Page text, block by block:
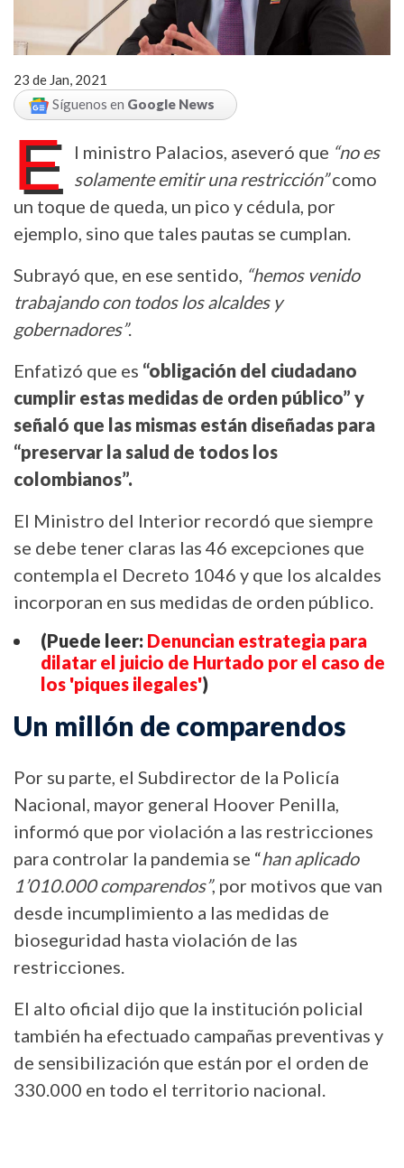
23 de Jan, 2021
Síguenos en Google News
E l ministro Palacios, aseveró que “no es
solamente emitir una restricción”como
un toque de queda, un pico y cédula, por
ejemplo, sino que tales pautas se cumplan.
Subrayó que, en ese sentido, “hemos venido
trabajando con todos los alcaldes y
gobernadores”.
Enfatizó que es “obligación del ciudadano
cumplir estas medidas de orden público” y
señaló que las mismas están diseñadas para
“preservar la salud de todos los
colombianos”.
El Ministro del Interior recordó que siempre
se debe tener claras las 46 excepciones que
contempla el Decreto 1046 y que los alcaldes
incorporan en sus medidas de orden público.
(Puede leer: Denuncian estrategia para
dilatar el juicio de Hurtado por el caso de
los 'piques ilegales')
Un millón de comparendos
Por su parte, el Subdirector de la Policía
Nacional, mayor general Hoover Penilla,
informó que por violación a las restricciones
para controlar la pandemia se “han aplicado
1’010.000 comparendos”, por motivos que van
desde incumplimiento a las medidas de
bioseguridad hasta violación de las
restricciones.
El alto oficial dijo que la institución policial
también ha efectuado campañas preventivas y
de sensibilización que están por el orden de
330.000 en todo el territorio nacional.